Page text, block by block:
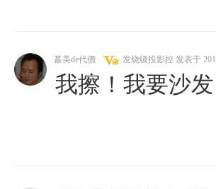
蕞美de代價 发烧级投影控 发表于
我擦！我要沙发